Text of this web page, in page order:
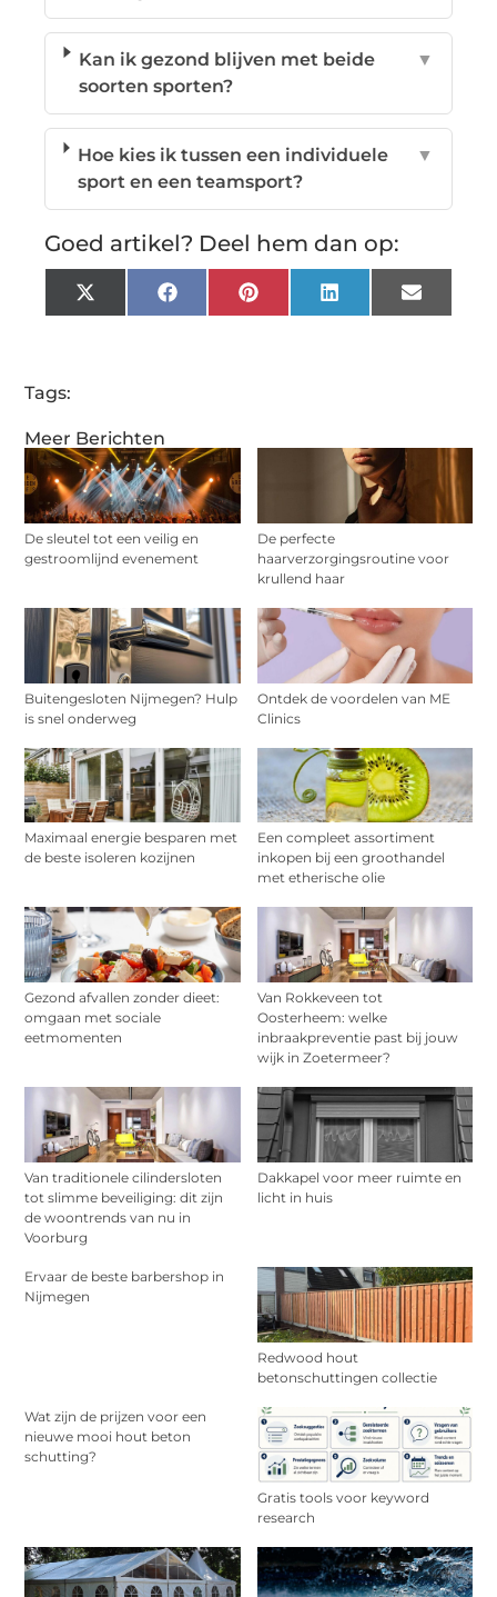
Meer Berichten
De sleutel tot een veilig en
gestroomlijnd evenement
De perfecte
haarverzorgingsroutine voor
krullend haar
Buitengesloten Nijmegen? Hulp
is snel onderweg
Ontdek de voordelen van ME
Clinics
Maximaal energie besparen met
de beste isoleren kozijnen
Een compleet assortiment
inkopen bij een groothandel
met etherische olie
Gezond afvallen zonder dieet:
omgaan met sociale
eetmomenten
Van Rokkeveen tot
Oosterheem: welke
inbraakpreventie past bij jouw
wijk in Zoetermeer?
Van traditionele cilindersloten
tot slimme beveiliging: dit zijn
de woontrends van nu in
Voorburg
Dakkapel voor meer ruimte en
licht in huis
Ervaar de beste barbershop in
Nijmegen
Redwood hout
betonschuttingen collectie
Wat zijn de prijzen voor een
nieuwe mooi hout beton
schutting?
Gratis tools voor keyword
research
Kan ik gezond blijven met beide
soorten sporten?
▼
Hoe kies ik tussen een individuele
sport en een teamsport?
▼
Goed artikel? Deel hem dan op:
X
(Twitter)
FacebookPinterestLinkedInEmail
Tags: